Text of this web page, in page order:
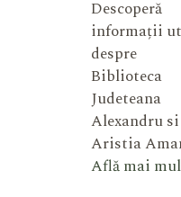
Descoperă
informații
despre
Biblioteca
Judeteana
Alexandru si
Aristia
Află mai